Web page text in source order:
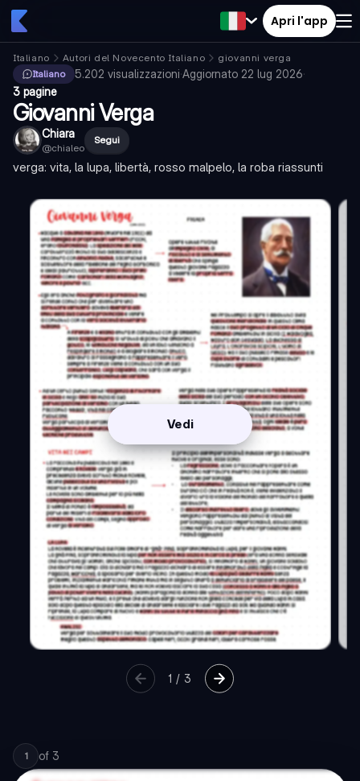
Apri l'app
Italiano Autori del Novecento Italiano
giovanni verga
Italiano
5.202 visualizzazioni·Aggiornato 22 lug 2026·
3 pagine
Giovanni Verga
Chiara
@chialeo
Segui
verga: vita, la lupa, libertà, rosso malpelo, la roba riassunti
Vedi
1 / 3
1 of 3